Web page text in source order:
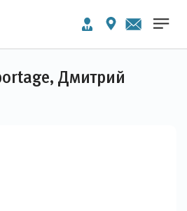
Дмитрий